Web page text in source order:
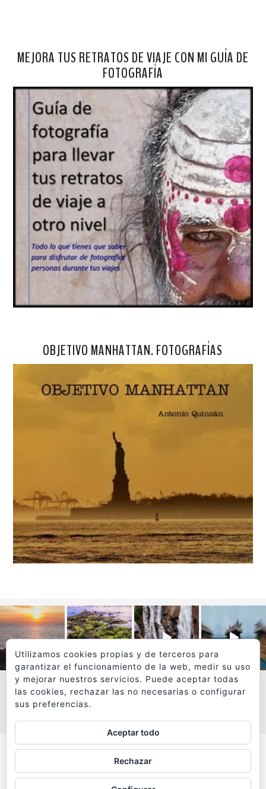
MEJORA TUS RETRATOS DE VIAJE CON MI GUÍA DE
FOTOGRAFÍA
OBJETIVO MANHATTAN. FOTOGRAFÍAS
VER MÁS
Todos los textos y fotografías de
www.viajesyfotografia.comson propiedad de su autor
Utilizamos cookies propias y de terceros para
garantizar el funcionamiento de la web, medir su uso
y mejorar nuestros servicios. Puede aceptar todas
las cookies, rechazar las no necesarias o configurar
sus preferencias.
Aceptar todo
Rechazar